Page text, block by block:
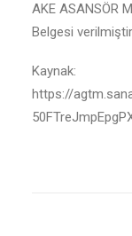
AKE ASANSÖR
Belgesi
Kaynak:
https://